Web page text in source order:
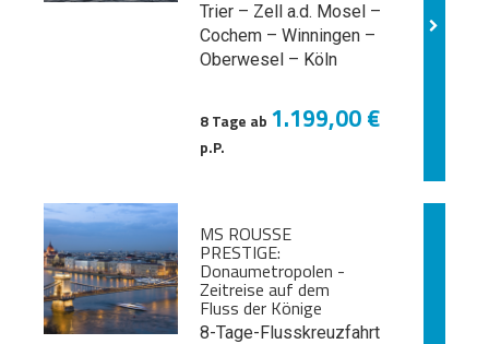
Trier – Zell a.d. Mosel –
Cochem – Winningen –
Oberwesel – Köln
8 Tage ab 1.199,00 €
p.P.
MS ROUSSE
PRESTIGE:
Donaumetropolen -
Zeitreise auf dem
Fluss der Könige
8-Tage-Flusskreuzfahrt